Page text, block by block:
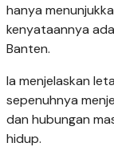
hanya
kenyataannya
Banten.
Ia menjelaskan
sepenuhnya
dan hubungan
hidup.